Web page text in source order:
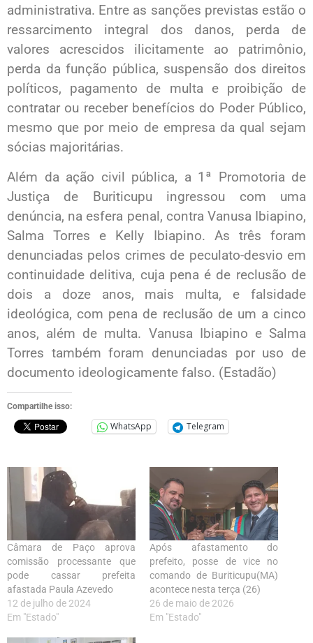
administrativa. Entre as sanções previstas estão o
ressarcimento integral dos danos, perda de
valores acrescidos ilicitamente ao patrimônio,
perda da função pública, suspensão dos direitos
políticos, pagamento de multa e proibição de
contratar ou receber benefícios do Poder Público,
mesmo que por meio de empresa da qual sejam
sócias majoritárias.
Além da ação civil pública, a 1ª Promotoria de
Justiça de Buriticupu ingressou com uma
denúncia, na esfera penal, contra Vanusa Ibiapino,
Salma Torres e Kelly Ibiapino. As três foram
denunciadas pelos crimes de peculato-desvio em
continuidade delitiva, cuja pena é de reclusão de
dois a doze anos, mais multa, e falsidade
ideológica, com pena de reclusão de um a cinco
anos, além de multa. Vanusa Ibiapino e Salma
Torres também foram denunciadas por uso de
documento ideologicamente falso. (Estadão)
Compartilhe isso:
WhatsApp Telegram
Câmara de Paço aprova
comissão processante que
pode cassar prefeita
afastada Paula Azevedo
12 de julho de 2024
Em "Estado"
Após afastamento do
prefeito, posse de vice no
comando de Buriticupu(MA)
acontece nesta terça (26)
26 de maio de 2026
Em "Estado"